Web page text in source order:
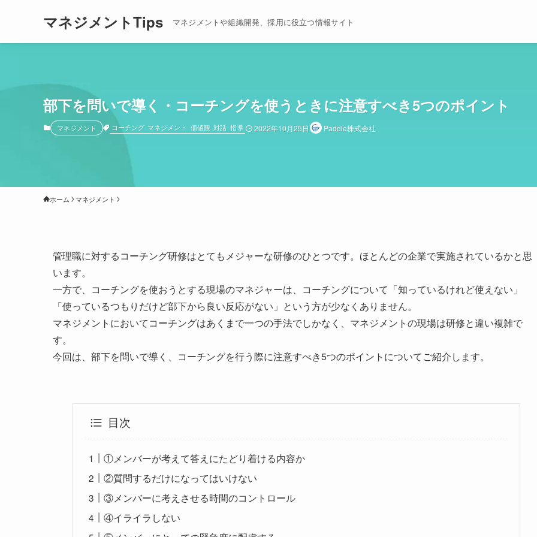
マネジメントTips マネジメントや組織開発、採用に役立つ情報サイト
部下を問いで導く・コーチングを使うときに注意すべき5つのポイント
マネジメント コーチング マネジメント 価値観 対話 指導 2022年10月25日 Paddle株式会社
ホーム マネジメント
管理職に対するコーチング研修はとてもメジャーな研修のひとつです。ほとんどの企業で実施されているかと思
います。
一方で、コーチングを使おうとする現場のマネジャーは、コーチングについて「知っているけれど使えない」
「使っているつもりだけど部下から良い反応がない」という方が少なくありません。
マネジメントにおいてコーチングはあくまで一つの手法でしかなく、マネジメントの現場は研修と違い複雑で
す。
今回は、部下を問いで導く、コーチングを行う際に注意すべき5つのポイントについてご紹介します。
目次
①メンバーが考えて答えにたどり着ける内容か
②質問するだけになってはいけない
③メンバーに考えさせる時間のコントロール
④イライラしない